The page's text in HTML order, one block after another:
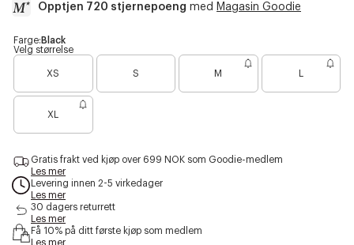
Opptjen 720 stjernepoeng med Magasin Goodie
a
c
s
i
l
i
y
.
v
Farge: Black
Velg størrelse
XS S M
XL
Gratis frakt ved kjøp over 699 NOK som Goodie-medlem
Les mer
Levering innen 2-5 virkedager
Les mer
30 dagers returrett
Les mer
Få 10% på ditt første kjøp som medlem
Les mer